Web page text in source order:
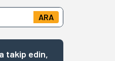
ARA
takip edin,